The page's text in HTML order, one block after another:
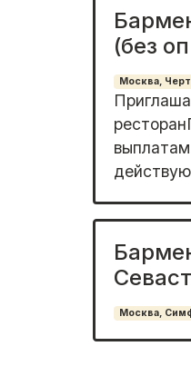
(без
Москва,
Москва,